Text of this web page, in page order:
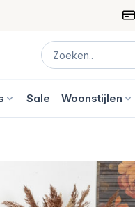
Sale Woonstijlen